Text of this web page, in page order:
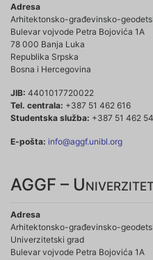
Adresa
Arhitektonsko-građevinsko-
Bulevar vojvode Petra Bojovića 1A
78 000 Banja Luka
Republika Srpska
Bosna i Hercegovina
JIB: 4401017720022
Tel. centrala: +387 51 462 616
Studentska služba: +387 51 462
E-pošta: info@aggf.unibl.org
AGGF –
Adresa
Arhitektonsko-građevinsko-
Univerzitetski grad
Bulevar vojvode Petra Bojovića 1A